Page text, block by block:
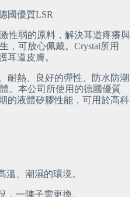
國優質LSR
性弱的原料，解決耳道疼癢與
，可放心佩戴。Crystal所用
耳道皮膚。
耐熱、良好的彈性、防水防潮
。本公司所使用的德國優質
的液體矽膠性能，可用於高科
溫、潮濕的環境。
，一陣子需更換。